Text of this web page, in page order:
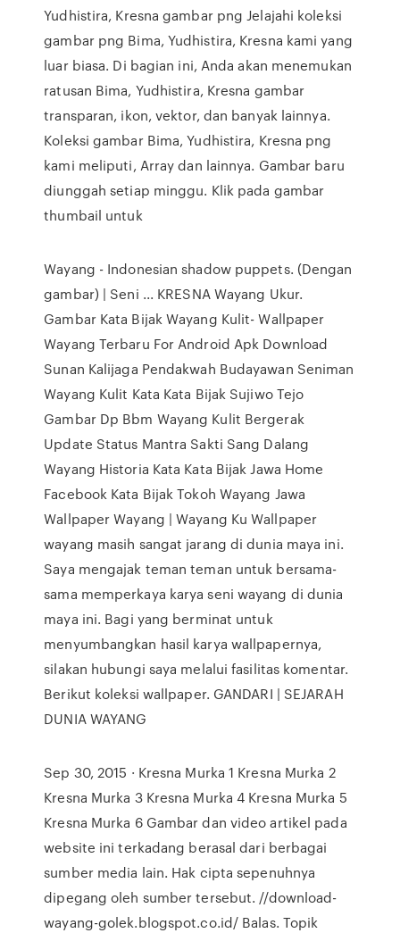
Yudhistira, Kresna gambar png Jelajahi koleksi
gambar png Bima, Yudhistira, Kresna kami yang
luar biasa. Di bagian ini, Anda akan menemukan
ratusan Bima, Yudhistira, Kresna gambar
transparan, ikon, vektor, dan banyak lainnya.
Koleksi gambar Bima, Yudhistira, Kresna png
kami meliputi, Array dan lainnya. Gambar baru
diunggah setiap minggu. Klik pada gambar
thumbail untuk
Wayang - Indonesian shadow puppets. (Dengan
gambar) | Seni ... KRESNA Wayang Ukur.
Gambar Kata Bijak Wayang Kulit- Wallpaper
Wayang Terbaru For Android Apk Download
Sunan Kalijaga Pendakwah Budayawan Seniman
Wayang Kulit Kata Kata Bijak Sujiwo Tejo
Gambar Dp Bbm Wayang Kulit Bergerak
Update Status Mantra Sakti Sang Dalang
Wayang Historia Kata Kata Bijak Jawa Home
Facebook Kata Bijak Tokoh Wayang Jawa
Wallpaper Wayang | Wayang Ku Wallpaper
wayang masih sangat jarang di dunia maya ini.
Saya mengajak teman teman untuk bersama-
sama memperkaya karya seni wayang di dunia
maya ini. Bagi yang berminat untuk
menyumbangkan hasil karya wallpapernya,
silakan hubungi saya melalui fasilitas komentar.
Berikut koleksi wallpaper. GANDARI | SEJARAH
DUNIA WAYANG
Sep 30, 2015 · Kresna Murka 1 Kresna Murka 2
Kresna Murka 3 Kresna Murka 4 Kresna Murka 5
Kresna Murka 6 Gambar dan video artikel pada
website ini terkadang berasal dari berbagai
sumber media lain. Hak cipta sepenuhnya
dipegang oleh sumber tersebut. //download-
wayang-golek.blogspot.co.id/ Balas. Topik